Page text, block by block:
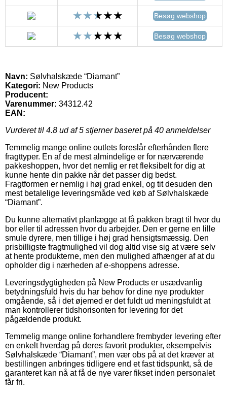
Besøg webshop
Besøg webshop
Navn: Sølvhalskæde “Diamant”
Kategori: New Products
Producent:
Varenummer: 34312.42
EAN:
Vurderet til 4.8 ud af 5 stjerner baseret på 40 anmeldelser
Temmelig mange online outlets foreslår efterhånden flere
fragttyper. En af de mest almindelige er for nærværende
pakkeshoppen, hvor det nemlig er ret fleksibelt for dig at
kunne hente din pakke når det passer dig bedst.
Fragtformen er nemlig i høj grad enkel, og tit desuden den
mest betalelige leveringsmåde ved køb af Sølvhalskæde
“Diamant”.
Du kunne alternativt planlægge at få pakken bragt til hvor du
bor eller til adressen hvor du arbejder. Den er gerne en lille
smule dyrere, men tillige i høj grad hensigtsmæssig. Den
prisbilligste fragtmulighed vil dog altid vise sig at være selv
at hente produkterne, men den mulighed afhænger af at du
opholder dig i nærheden af e-shoppens adresse.
Leveringsdygtigheden på New Products er usædvanlig
betydningsfuld hvis du har behov for dine nye produkter
omgående, så i det øjemed er det fuldt ud meningsfuldt at
man kontrollerer tidshorisonten for levering for det
pågældende produkt.
Temmelig mange online forhandlere frembyder levering efter
en enkelt hverdag på deres favorit produkter, eksempelvis
Sølvhalskæde “Diamant”, men vær obs på at det kræver at
bestillingen anbringes tidligere end et fast tidspunkt, så de
garanteret kan nå at få de nye varer fikset inden personalet
får fri.